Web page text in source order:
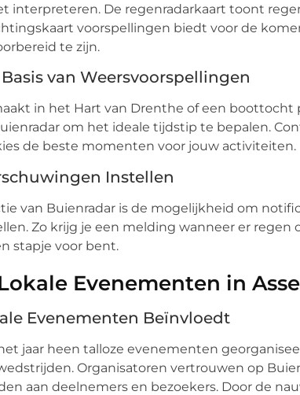
interpreteren. De regenradarkaart toont
voorspellingen biedt voor de
te zijn.
van Weersvoorspellingen
in het Hart van Drenthe of een boottocht
om het ideale tijdstip te bepalen.
de beste momenten voor jouw activiteiten.
Instellen
van Buienradar is de mogelijkheid om
Zo krijg je een melding wanneer er regen
stapje voor bent.
Evenementen in
Evenementen Beïnvloedt
jaar heen talloze evenementen
Organisatoren vertrouwen op
aan deelnemers en bezoekers. Door de